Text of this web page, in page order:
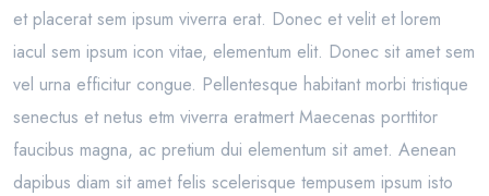
et placerat sem ipsum viverra erat. Donec et velit et lorem
iacul sem ipsum icon vitae, elementum elit. Donec sit amet sem
vel urna efficitur congue. Pellentesque habitant morbi tristique
senectus et netus etm viverra eratmert Maecenas porttitor
faucibus magna, ac pretium dui elementum sit amet. Aenean
dapibus diam sit amet felis scelerisque tempusem ipsum isto